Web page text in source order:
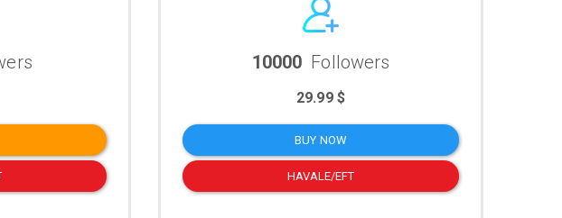
10000 Followers
29.99 $
BUY NOW
HAVALE/EFT